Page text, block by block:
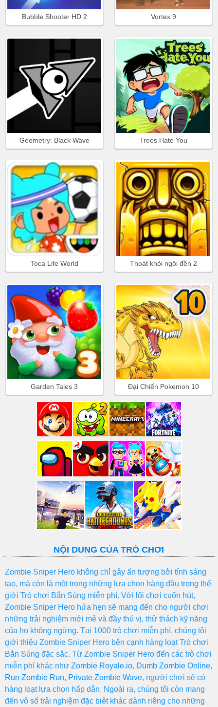
Bubble Shooter HD 2 Vortex 9
Geometry: Black Wave Trees Hate You
Toca Life World Thoát khỏi ngôi đền 2
Garden Tales 3 Đại Chiến Pokemon 10
NỘI DUNG CỦA TRÒ CHƠI
Zombie Sniper Hero không chỉ gây ấn tượng bởi tính sáng
tạo, mà còn là một trong những lựa chọn hàng đầu trong thế
giới Trò chơi Bắn Súng miễn phí. Với lối chơi cuốn hút,
Zombie Sniper Hero hứa hẹn sẽ mang đến cho người chơi
những trải nghiệm mới mẻ và đầy thú vị, thử thách kỹ năng
của họ không ngừng. Tại 1000 trò chơi miễn phí, chúng tôi
giới thiệu Zombie Sniper Hero bên cạnh hàng loạt Trò chơi
Bắn Súng đặc sắc. Từ Zombie Sniper Hero đến các trò chơi
miễn phí khác như Zombie Royale.io, Dumb Zombie Online,
Run Zombie Run, Private Zombie Wave, người chơi sẽ có
hàng loạt lựa chọn hấp dẫn. Ngoài ra, chúng tôi còn mang
đến vô số trải nghiệm đặc biệt khác dành riêng cho những